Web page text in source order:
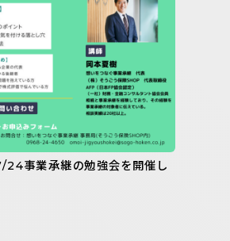
24事業承継の勉強会を開催し